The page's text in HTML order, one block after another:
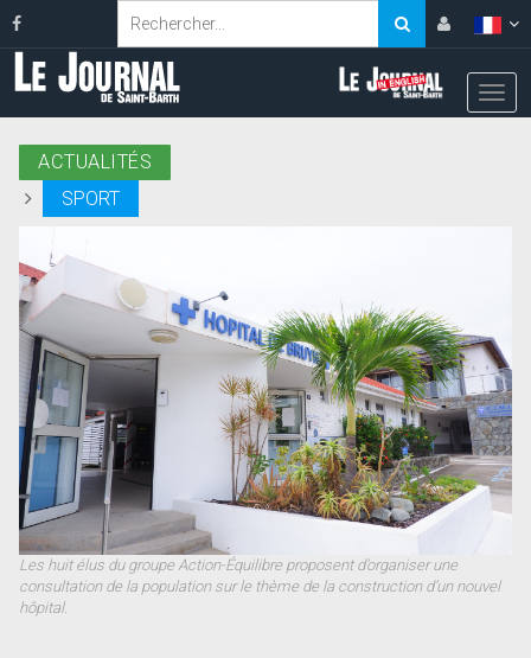
ACTUALITÉS
SPORT
Les huit élus du groupe Action-Équilibre proposent d’organiser une
consultation de la population sur le thème de la construction d’un nouvel
hôpital.